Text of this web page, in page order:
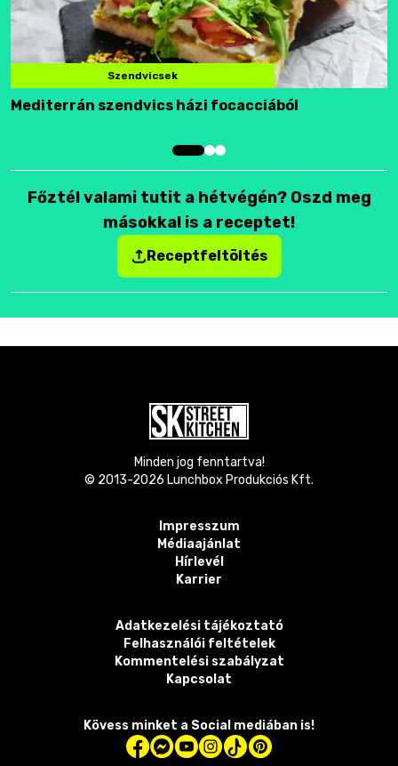
Szendvicsek
Mediterrán szendvics házi focacciából
Főztél valami tutit a hétvégén? Oszd meg
másokkal is a receptet!
Receptfeltöltés
Minden jog fenntartva!
© 2013-2026 Lunchbox Produkciós Kft.
Impresszum
Médiaajánlat
Hírlevél
Karrier
Adatkezelési tájékoztató
Felhasználói feltételek
Kommentelési szabályzat
Kapcsolat
Kövess minket a Social mediában is!